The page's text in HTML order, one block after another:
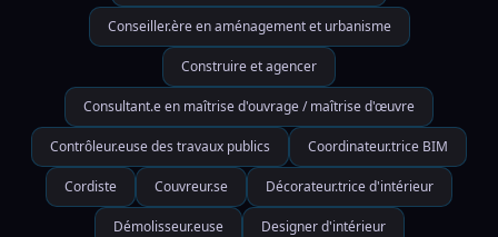
Conseiller.ère en aménagement et urbanisme
Construire et agencer
Consultant.e en maîtrise d'ouvrage / maîtrise d'œuvre
Contrôleur.euse des travaux publics Coordinateur.trice BIM
Cordiste Couvreur.se Décorateur.trice d'intérieur
Démolisseur.euse Designer d'intérieur